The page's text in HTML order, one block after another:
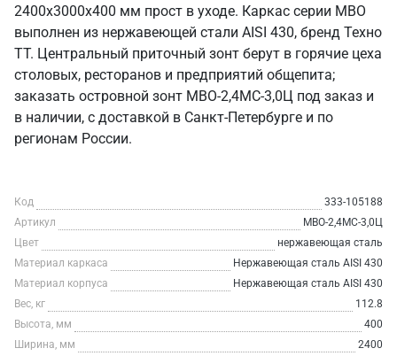
2400х3000х400 мм прост в уходе. Каркас серии МВО
выполнен из нержавеющей стали AISI 430, бренд Техно
ТТ. Центральный приточный зонт берут в горячие цеха
столовых, ресторанов и предприятий общепита;
заказать островной зонт МВО-2,4МС-3,0Ц под заказ и
в наличии, с доставкой в Санкт‑Петербурге и по
регионам России.
Код
333-105188
Артикул
МВО-2,4МС-3,0Ц
Цвет
нержавеющая сталь
Материал каркаса
Нержавеющая сталь AISI 430
Материал корпуса
Нержавеющая сталь AISI 430
Вес, кг
112.8
Высота, мм
400
Ширина, мм
2400